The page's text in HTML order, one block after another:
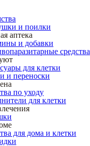
и поилки
аптека
и добавки
средства
для клетки
и переноски
по уходу
для клетки
для дома и клетки